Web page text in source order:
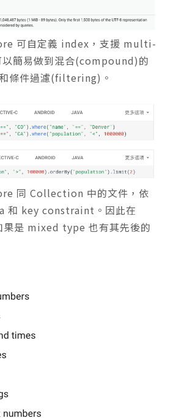
可自定義 index，支援 multi-
簡易做到混合(compound)的
條件過濾(filtering)。
同 Collection 中的文件，依
和 key constraint。因此在
是 mixed type 也有其先後的